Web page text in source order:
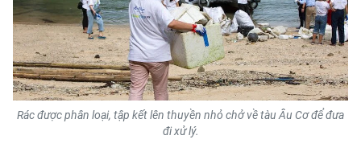
NHÂN DÂN CUỐI TUẦN
NHÂN DÂN HẰNG THÁNG
MUA BÁO
ĐỌC BÁO IN
Rác được phân loại, tập kết lên thuyền nhỏ chở về tàu Âu Cơ để đưa
đi xử lý.